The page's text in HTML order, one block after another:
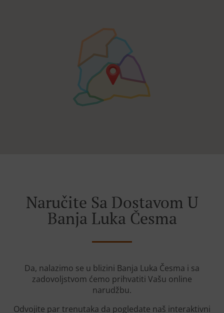
Naručite Sa Dostavom U
Banja Luka Česma
Da, nalazimo se u blizini Banja Luka Česma i sa
zadovoljstvom ćemo prihvatiti Vašu online
narudžbu.
Odvojite par trenutaka da pogledate naš interaktivni